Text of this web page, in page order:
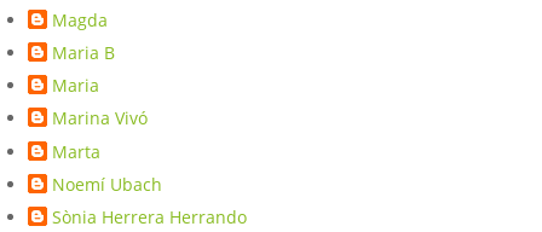
Magda
Maria B
Maria
Marina Vivó
Marta
Noemí Ubach
Sònia Herrera Herrando